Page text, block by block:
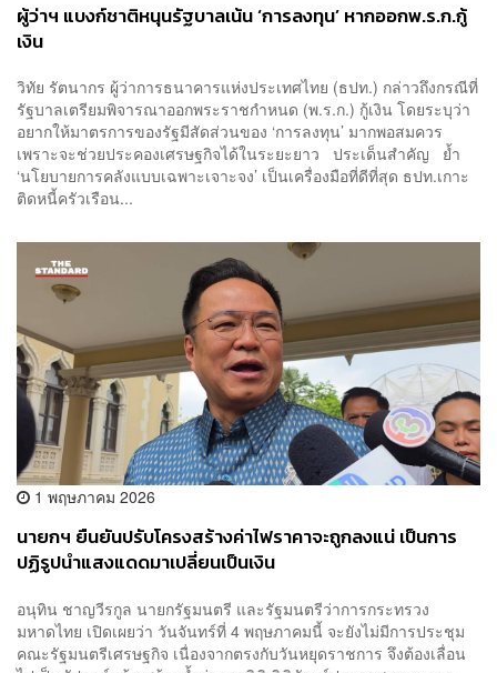
ผู้ว่าฯ แบงก์ชาติหนุนรัฐบาลเน้น ‘การลงทุน’ หากออกพ.ร.ก.กู้
เงิน
วิทัย รัตนากร ผู้ว่าการธนาคารแห่งประเทศไทย (ธปท.) กล่าวถึงกรณีที่
รัฐบาลเตรียมพิจารณาออกพระราชกำหนด (พ.ร.ก.) กู้เงิน โดยระบุว่า
อยากให้มาตรการของรัฐมีสัดส่วนของ ‘การลงทุน’ มากพอสมควร
เพราะจะช่วยประคองเศรษฐกิจได้ในระยะยาว ประเด็นสำคัญ ย้ำ
‘นโยบายการคลังแบบเฉพาะเจาะจง’ เป็นเครื่องมือที่ดีที่สุด ธปท.เกาะ
ติดหนี้ครัวเรือน...
1 พฤษภาคม 2026
นายกฯ ยืนยันปรับโครงสร้างค่าไฟราคาจะถูกลงแน่ เป็นการ
ปฏิรูปนำแสงแดดมาเปลี่ยนเป็นเงิน
อนุทิน ชาญวีรกูล นายกรัฐมนตรี และรัฐมนตรีว่าการกระทรวง
มหาดไทย เปิดเผยว่า วันจันทร์ที่ 4 พฤษภาคมนี้ จะยังไม่มีการประชุม
คณะรัฐมนตรีเศรษฐกิจ เนื่องจากตรงกับวันหยุดราชการ จึงต้องเลื่อน